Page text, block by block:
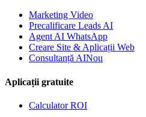
Marketing Video
Precalificare Leads AI
Agent AI WhatsApp
Creare Site & Aplicații Web
Consultanță AINou
Aplicații gratuite
Calculator ROI